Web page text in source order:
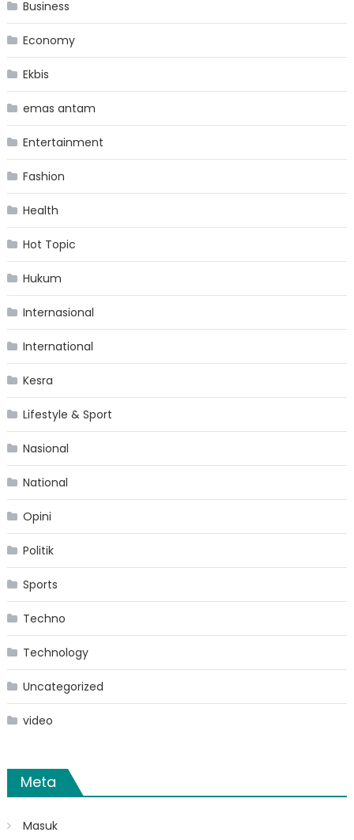
Business
Economy
Ekbis
emas antam
Entertainment
Fashion
Health
Hot Topic
Hukum
Internasional
International
Kesra
Lifestyle & Sport
Nasional
National
Opini
Politik
Sports
Techno
Technology
Uncategorized
video
Meta
Masuk